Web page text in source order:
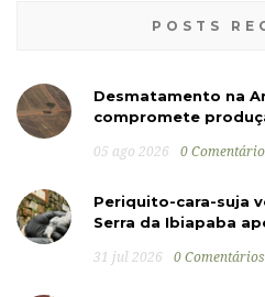
POSTS
Desmatamento na
compromete
05 ago 2026 0
Periquito-cara-suja
Serra da Ibiapaba
31 jul 2026 0 Comentários